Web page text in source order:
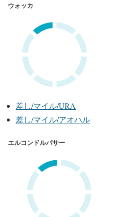
ウォッカ
差し/マイル/URA
差し/マイル/アオハル
エルコンドルパサー